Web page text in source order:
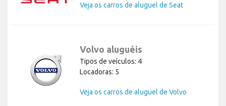
Veja os carros de aluguel de Seat
Volvo aluguéis
Tipos de veículos: 4
Locadoras: 5
Veja os carros de aluguel de Volvo